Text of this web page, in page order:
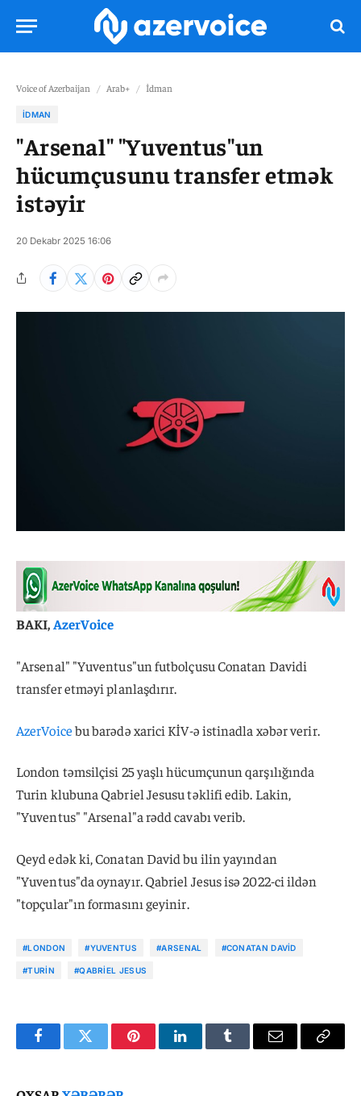
Voice of Azerbaijan / Arab+ / İdman
İDMAN
"Arsenal" "Yuventus"un
hücumçusunu transfer etmək
istəyir
20 Dekabr 2025 16:06
BAKI,AzerVoice
"Arsenal" "Yuventus"un futbolçusu Conatan Davidi
transfer etməyi planlaşdırır.
AzerVoicebu barədə xarici KİV-ə istinadla xəbər verir.
London təmsilçisi 25 yaşlı hücumçunun qarşılığında
Turin klubuna Qabriel Jesusu təklifi edib. Lakin,
"Yuventus" "Arsenal"a rədd cavabı verib.
Qeyd edək ki, Conatan David bu ilin yayından
"Yuventus"da oynayır. Qabriel Jesus isə 2022-ci ildən
"topçular"ın formasını geyinir.
#LONDON #YUVENTUS #ARSENAL #CONATAN DAVID
#TURIN #QABRIEL JESUS
FacebookTwitter PinterestLinkedInTumblr Email
Copy